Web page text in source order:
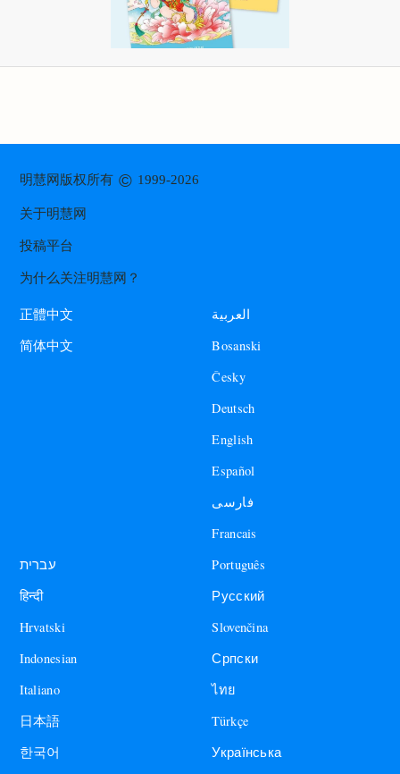
明慧网版权所有© 1999-2026
关于明慧网
投稿平台
为什么关注明慧网？
正體中文
简体中文
العربية
Bosanski
Česky
Deutsch
English
Español
فارسی
Francais
עברית
हिन्दी
Hrvatski
Indonesian
Italiano
日本語
한국어
Português
Русский
Slovenčina
Српски
ไทย
Türkçe
Українська